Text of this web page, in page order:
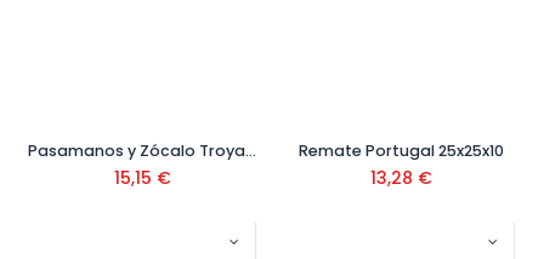
Pasamanos y Zócalo Troya 10x20x100 cm
15,15 €
Remate Portugal 25x25x10
13,28 €